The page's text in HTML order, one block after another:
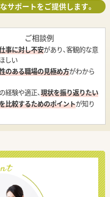
サポートをご提供します。
ご相談例
事に対し不安があり、客観的な意
しい
のある職場の見極め方がわから
経験や適正、現状を振り返りたい
比較するためのポイントが知り